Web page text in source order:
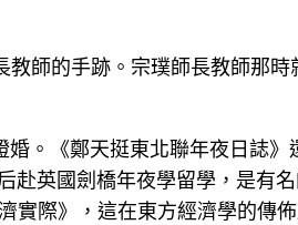
教師的手跡。宗璞師長教師那
。《鄭天挺東北聯年夜日誌
赴英國劍橋年夜學留學，是有
際》，這在東方經濟學的傳